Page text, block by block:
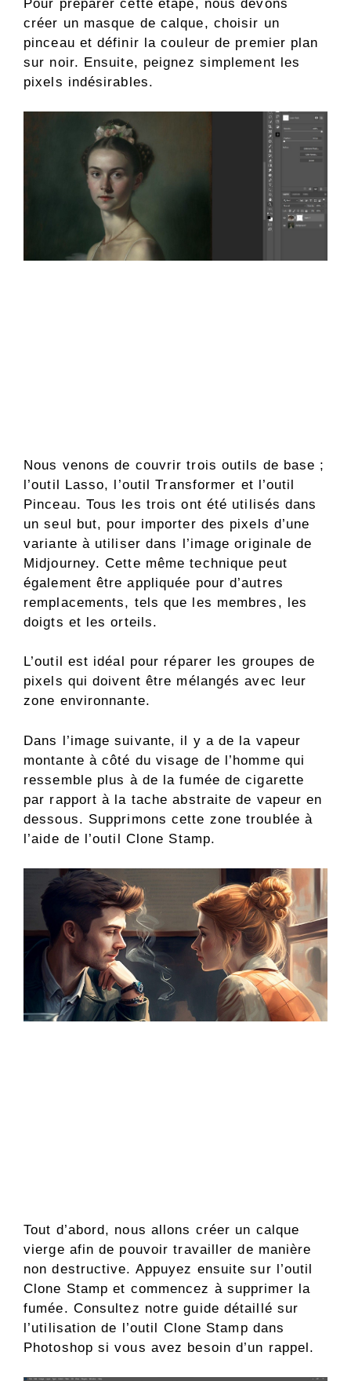
Pour préparer cette étape, nous devons
créer un masque de calque, choisir un
pinceau et définir la couleur de premier plan
sur noir. Ensuite, peignez simplement les
pixels indésirables.
Nous venons de couvrir trois outils de base ;
l’outil Lasso, l’outil Transformer et l’outil
Pinceau. Tous les trois ont été utilisés dans
un seul but, pour importer des pixels d’une
variante à utiliser dans l’image originale de
Midjourney. Cette même technique peut
également être appliquée pour d’autres
remplacements, tels que les membres, les
doigts et les orteils.
L’outil est idéal pour réparer les groupes de
pixels qui doivent être mélangés avec leur
zone environnante.
Dans l’image suivante, il y a de la vapeur
montante à côté du visage de l’homme qui
ressemble plus à de la fumée de cigarette
par rapport à la tache abstraite de vapeur en
dessous. Supprimons cette zone troublée à
l’aide de l’outil Clone Stamp.
Tout d’abord, nous allons créer un calque
vierge afin de pouvoir travailler de manière
non destructive. Appuyez ensuite sur l’outil
Clone Stamp et commencez à supprimer la
fumée. Consultez notre guide détaillé sur
l’utilisation de l’outil Clone Stamp dans
Photoshop si vous avez besoin d’un rappel.